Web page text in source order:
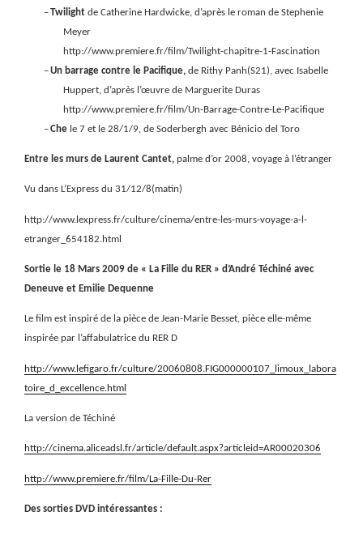
–Twilight de Catherine Hardwicke, d’après le roman de Stephenie
Meyer
http://www.premiere.fr/film/Twilight-chapitre-1-Fascination
–Un barrage contre le Pacifique, de Rithy Panh(S21), avec Isabelle
Huppert, d’après l’œuvre de Marguerite Duras
http://www.premiere.fr/film/Un-Barrage-Contre-Le-Pacifique
–Che le 7 et le 28/1/9, de Soderbergh avec Bénicio del Toro
Entre les murs de Laurent Cantet, palme d’or 2008, voyage à l’étranger
Vu dans L’Express du 31/12/8(matin)
http://www.lexpress.fr/culture/cinema/entre-les-murs-voyage-a-l-
etranger_654182.html
Sortie le 18 Mars 2009 de « La Fille du RER » d’André Téchiné avec
Deneuve et Emilie Dequenne
Le film est inspiré de la pièce de Jean-Marie Besset, pièce elle-même
inspirée par l’affabulatrice du RER D
http://www.lefigaro.fr/culture/20060808.FIG000000107_limoux_labora
toire_d_excellence.html
La version de Téchiné
http://cinema.aliceadsl.fr/article/default.aspx?articleid=AR00020306
http://www.premiere.fr/film/La-Fille-Du-Rer
Des sorties DVD intéressantes :